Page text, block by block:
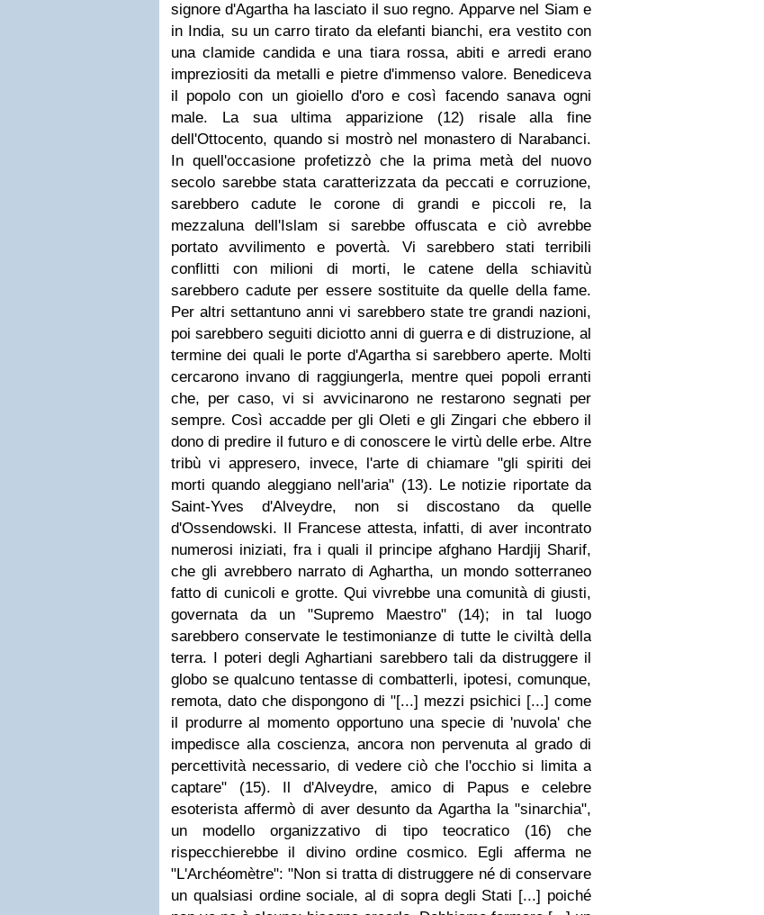
signore d'Agartha ha lasciato il suo regno. Apparve nel Siam e
in India, su un carro tirato da elefanti bianchi, era vestito con
una clamide candida e una tiara rossa, abiti e arredi erano
impreziositi da metalli e pietre d'immenso valore. Benediceva
il popolo con un gioiello d'oro e così facendo sanava ogni
male. La sua ultima apparizione (12) risale alla fine
dell'Ottocento, quando si mostrò nel monastero di Narabanci.
In quell'occasione profetizzò che la prima metà del nuovo
secolo sarebbe stata caratterizzata da peccati e corruzione,
sarebbero cadute le corone di grandi e piccoli re, la
mezzaluna dell'Islam si sarebbe offuscata e ciò avrebbe
portato avvilimento e povertà. Vi sarebbero stati terribili
conflitti con milioni di morti, le catene della schiavitù
sarebbero cadute per essere sostituite da quelle della fame.
Per altri settantuno anni vi sarebbero state tre grandi nazioni,
poi sarebbero seguiti diciotto anni di guerra e di distruzione, al
termine dei quali le porte d'Agartha si sarebbero aperte. Molti
cercarono invano di raggiungerla, mentre quei popoli erranti
che, per caso, vi si avvicinarono ne restarono segnati per
sempre. Così accadde per gli Oleti e gli Zingari che ebbero il
dono di predire il futuro e di conoscere le virtù delle erbe. Altre
tribù vi appresero, invece, l'arte di chiamare "gli spiriti dei
morti quando aleggiano nell'aria" (13). Le notizie riportate da
Saint-Yves d'Alveydre, non si discostano da quelle
d'Ossendowski. Il Francese attesta, infatti, di aver incontrato
numerosi iniziati, fra i quali il principe afghano Hardjij Sharif,
che gli avrebbero narrato di Aghartha, un mondo sotterraneo
fatto di cunicoli e grotte. Qui vivrebbe una comunità di giusti,
governata da un "Supremo Maestro" (14); in tal luogo
sarebbero conservate le testimonianze di tutte le civiltà della
terra. I poteri degli Aghartiani sarebbero tali da distruggere il
globo se qualcuno tentasse di combatterli, ipotesi, comunque,
remota, dato che dispongono di "[...] mezzi psichici [...] come
il produrre al momento opportuno una specie di 'nuvola' che
impedisce alla coscienza, ancora non pervenuta al grado di
percettività necessario, di vedere ciò che l'occhio si limita a
captare" (15). Il d'Alveydre, amico di Papus e celebre
esoterista affermò di aver desunto da Agartha la "sinarchia",
un modello organizzativo di tipo teocratico (16) che
rispecchierebbe il divino ordine cosmico. Egli afferma ne
"L'Archéomètre": "Non si tratta di distruggere né di conservare
un qualsiasi ordine sociale, al di sopra degli Stati [...] poiché